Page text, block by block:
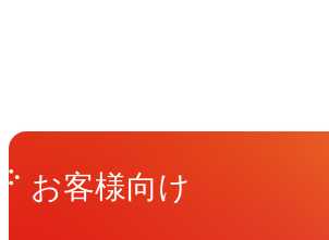
Get in Touchお問い合わせ
お客様向け